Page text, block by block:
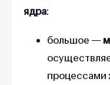
ядра:
большое —
процессами